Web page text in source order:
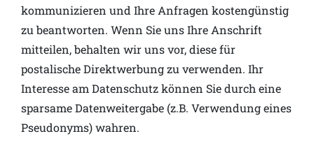
kommunizieren und Ihre Anfragen kostengünstig
zu beantworten. Wenn Sie uns Ihre Anschrift
mitteilen, behalten wir uns vor, diese für
postalische Direktwerbung zu verwenden. Ihr
Interesse am Datenschutz können Sie durch eine
sparsame Datenweitergabe (z.B. Verwendung eines
Pseudonyms) wahren.